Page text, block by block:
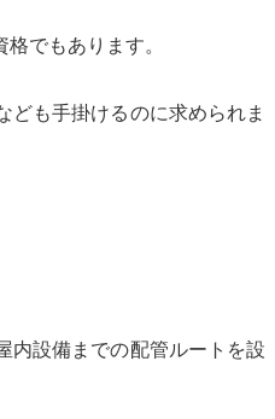
でもあります。
ども手掛けるのに求められま
内設備までの配管ルートを設